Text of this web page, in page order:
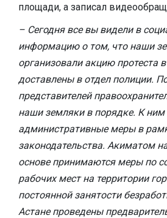
площади, а записал
– Сегодня все вы видели в
информацию о том, что наши
организовали акцию протеста
доставлены в отдел полиции.
представителей
наши земляки в порядке. К ним
административные меры в
законодательства. Акиматом
основе принимаются меры по
рабочих мест на территории
постоянной занятости
Астане проведены